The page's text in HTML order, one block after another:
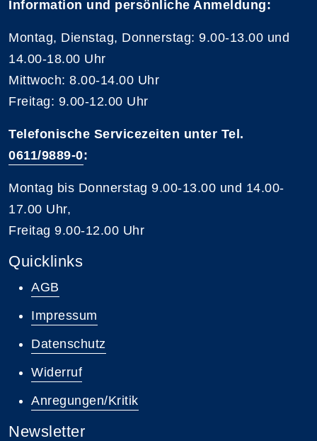
Information und persönliche Anmeldung:
Montag, Dienstag, Donnerstag: 9.00-13.00 und
14.00-18.00 Uhr
Mittwoch: 8.00-14.00 Uhr
Freitag: 9.00-12.00 Uhr
Telefonische Servicezeiten unter Tel.
0611/9889-0:
Montag bis Donnerstag 9.00-13.00 und 14.00-
17.00 Uhr,
Freitag 9.00-12.00 Uhr
Quicklinks
AGB
Impressum
Datenschutz
Widerruf
Anregungen/Kritik
Newsletter